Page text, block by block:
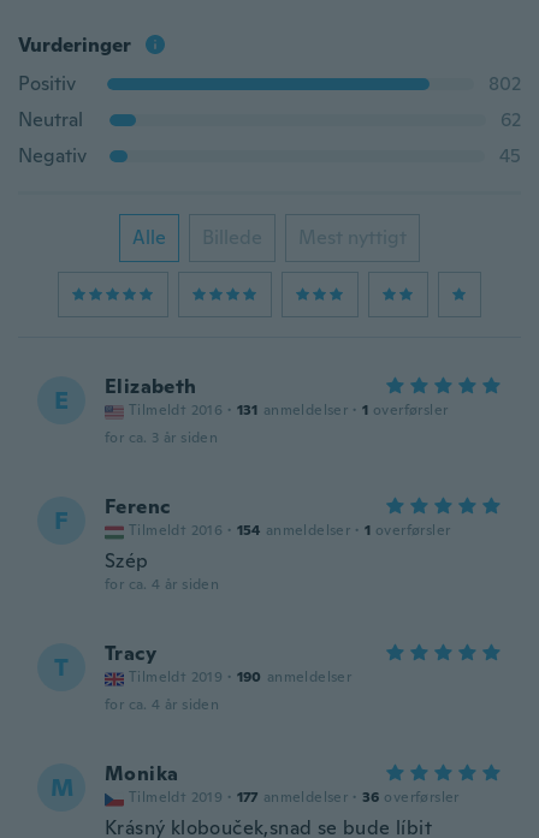
Vurderinger
Positiv
802
Neutral
62
Negativ
45
Alle Billede Mest nyttigt
E Elizabeth
Tilmeldt 2016 · 131 anmeldelser · 1 overførsler
for ca. 3 år siden
F Ferenc
Tilmeldt 2016 · 154 anmeldelser · 1 overførsler
Szép
for ca. 4 år siden
T Tracy
Tilmeldt 2019 · 190 anmeldelser
for ca. 4 år siden
M Monika
Tilmeldt 2019 · 177 anmeldelser · 36 overførsler
Krásný klobouček,snad se bude líbit